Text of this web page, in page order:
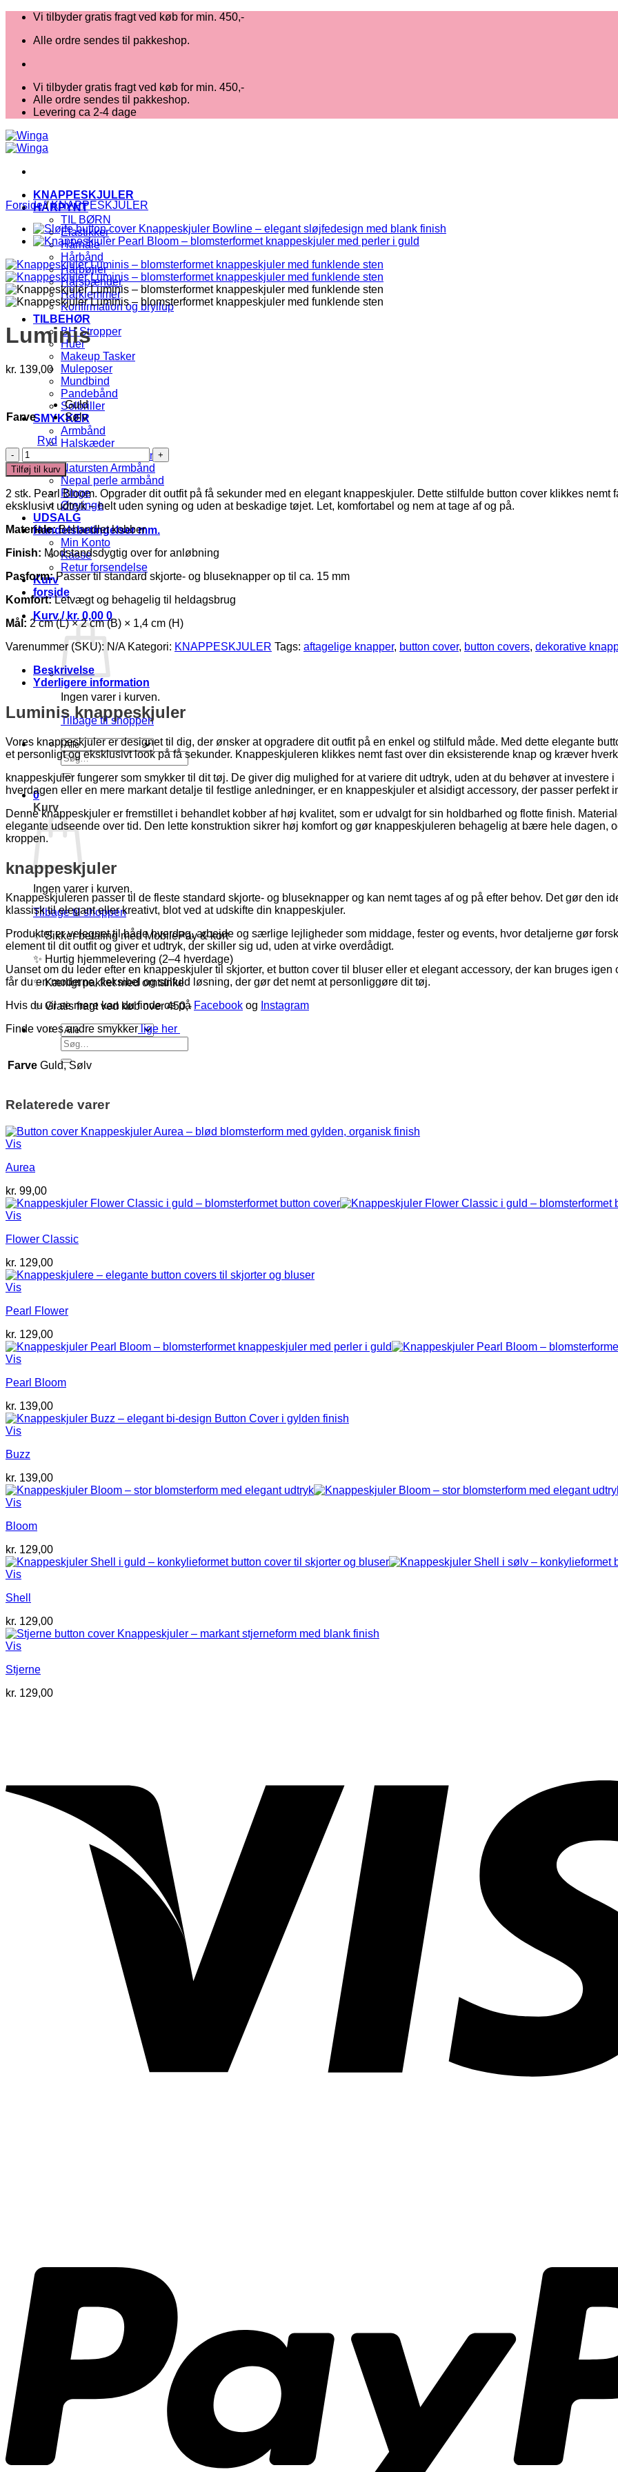
Fortsæt
indhold
Vi tilbyder gratis fragt ved køb for min. 450,-
Alle ordre sendes til pakkeshop.
Vi tilbyder gratis fragt ved køb for min. 450,-
Alle ordre sendes til pakkeshop.
Levering ca 2-4 dage
KNAPPESKJULER
HÅRPYNT
TIL BØRN
Elastikker
Hårnåle
Hårbånd
Hårbøjler
Hårspænder
Hårklemmer
Konfirmation og bryllup
TILBEHØR
BH Stropper
Huer
Makeup Tasker
Muleposer
Mundbind
Pandebånd
Solbriller
SMYKKER
Armbånd
Halskæder
Morsekode Armbånd
Natursten Armbånd
Nepal perle armbånd
Ringe
Øreringe
UDSALG
Handelsbetingelser mm.
Min Konto
Kasse
Retur forsendelse
Kurv
forside
Kurv / kr. 0,00 0
Ingen varer i kurven.
Tilbage til shoppen
Søg
efter:
0
Kurv
Ingen varer i kurven.
Tilbage til shoppen
✨ Sikker betaling med MobilePay & kort
✨ Hurtig hjemmelevering (2–4 hverdage)
✨ Kærligt pakket med omtanke
✨ Gratis fragt ved køb over 450,-
Søg
efter:
Forside / KNAPPESKJULER
Luminis
kr. 139,00
Farve
Guld
Sølv
Ryd
Luminis
antal
Tilføj til kurv
2 stk. Pearl Bloom. Opgrader dit outfit på få sekunder med en elegant knappeskjuler. Dette stilfulde button cover klikkes
eksklusivt udtryk – helt uden syning og uden at beskadige tøjet. Let, komfortabel og nem at tage af og på.
Materiale:Behandlet kobber
Finish: Modstandsdygtig over for anløbning
Pasform:Passer til standard skjorte- og bluseknapper op til ca. 15 mm
Komfort:Letvægt og behagelig til heldagsbrug
Mål: 2 cm (L) × 2 cm (B) × 1,4 cm (H)
Varenummer (SKU): N/A Kategori: KNAPPESKJULER Tags: aftagelige knapper, button cover, button covers, dekorative
Beskrivelse
Yderligere information
Luminis knappeskjuler
Vores knappeskjuler er designet til dig, der ønsker at opgradere dit outfit på en enkel og stilfuld måde. Med dette elegante
et personligt og eksklusivt look på få sekunder. Knappeskjuleren klikkes nemt fast over din eksisterende knap og kræver
knappeskjuler fungerer som smykker til dit tøj. De giver dig mulighed for at variere dit udtryk, uden at du behøver at investere
hverdagen eller en mere markant detalje til festlige anledninger, er en knappeskjuler et alsidigt accessory, der passer perfekt
Denne knappeskjuler er fremstillet i behandlet kobber af høj kvalitet, som er udvalgt for sin holdbarhed og flotte finish.
elegante udseende over tid. Den lette konstruktion sikrer høj komfort og gør knappeskjuleren behagelig at bære hele dagen,
kroppen.
knappeskjuler
Knappeskjuleren passer til de fleste standard skjorte- og bluseknapper og kan nemt tages af og på efter behov. Det gør den
klassisk til elegant eller kreativt, blot ved at udskifte din knappeskjuler.
Produktet er velegnet til både hverdag, arbejde og særlige lejligheder som middage, fester og events, hvor detaljerne gør
element til dit outfit og giver et udtryk, der skiller sig ud, uden at virke overdådigt.
Uanset om du leder efter en knappeskjuler til skjorter, et button cover til bluser eller et elegant accessory, der kan bruges
får du en moderne, fleksibel og stilfuld løsning, der gør det nemt at personliggøre dit tøj.
Hvis du vil se mere kan du finde os på Facebook og Instagram
Finde vores andre smykker lige her
Farve Guld, Sølv
Relaterede varer
Vis
Aurea
kr. 99,00
Vis
Flower Classic
kr. 129,00
Vis
Pearl Flower
kr. 129,00
Vis
Pearl Bloom
kr. 139,00
Vis
Buzz
kr. 139,00
Vis
Bloom
kr. 129,00
Vis
Shell
kr. 129,00
Vis
Stjerne
kr. 129,00